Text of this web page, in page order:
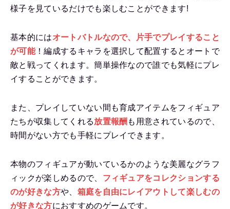
様子を見ているだけでも楽しむことができます!
基本的にはオートバトルなので、
片手でプレイすること
が可能！編成するキャラを選択して配置するとオートで
敵と戦ってくれます。簡単操作なので誰でも気軽にプレ
イすることができます。
また、プレイしていない間も育成アイテムをフィギュア
たちが収集してくれる放置報酬 も用意されているので、
時間がない方でも手軽にプレイできます。
本物のフィギュアが動いているかのような美麗なグラフ
ィックが楽しめるので、 フィギュアをコレクションする
のが好きな方や、 箱庭を自由にレイアウトして楽しむの
が好きな方におすすめのゲームです。